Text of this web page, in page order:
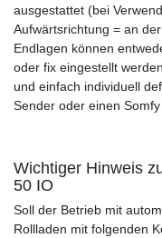
ausgestattet (bei
Aufwärtsrichtung = an
Endlagen können
oder fix eingestellt
und einfach individuell
Sender oder einen
Wichtiger Hinweis
50 IO
Soll der Betrieb mit
Rollladen mit folgenden